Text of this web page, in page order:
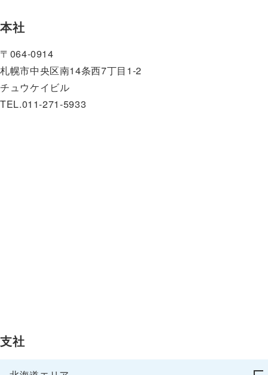
本社
〒064-0914
札幌市中央区南14条西7丁目1-2
チュウケイビル
TEL.011-271-5933
支社